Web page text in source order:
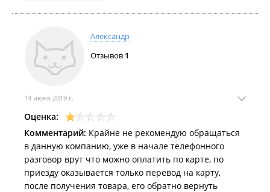
Александр
Отзывов 1
14 июня 2019 г.
Оценка:
Комментарий: Крайне не рекомендую обращаться
в данную компанию, уже в начале телефонного
разговор врут что можно оплатить по карте, по
приезду оказывается только перевод на карту,
после получения товара, его обратно вернуть